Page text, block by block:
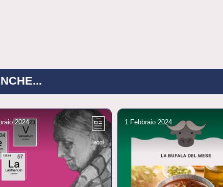
2024
leggi
1 Febbraio 2024